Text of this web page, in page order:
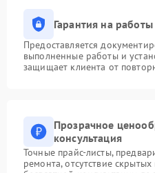
Гарантия на работы
Предоставляется
выполненные работы и
защищает клиента от
Прозрачное
консультация
Точные прайс-листы,
ремонта, отсутствие